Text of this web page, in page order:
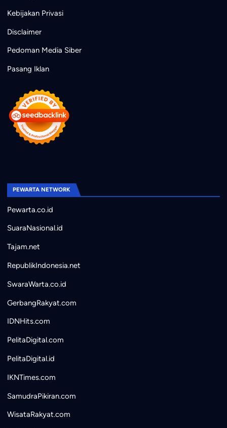
Kebijakan Privasi
Disclaimer
Pedoman Media Siber
Pasang Iklan
PEWARTA NETWORK
Pewarta.co.id
SuaraNasional.id
Tajam.net
RepublikIndonesia.net
SwaraWarta.co.id
GerbangRakyat.com
IDNHits.com
PelitaDigital.com
PelitaDigital.id
IKNTimes.com
SamudraPikiran.com
WisataRakyat.com